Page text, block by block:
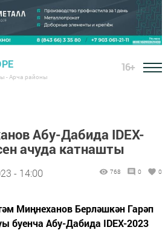
- Арча районы
16+
Абу-Дабида IDEX-
ачуда катнашты
- 14:00 768 0 0
Миңнеханов Берләшкән Гарәп
буенча Абу-Дабида IDEX-2023